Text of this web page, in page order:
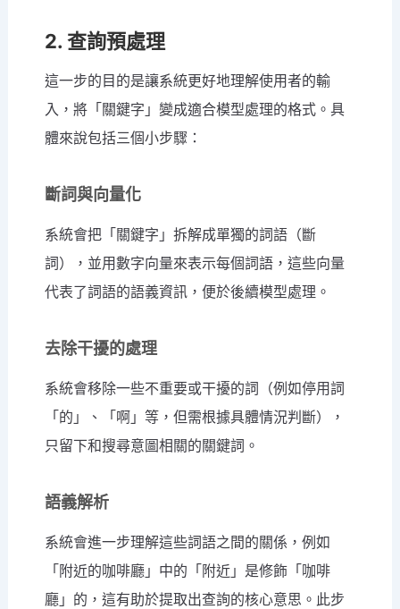
2. 查詢預處理
這一步的目的是讓系統更好地理解使用者的輸
入，將「關鍵字」變成適合模型處理的格式。具
體來說包括三個小步驟：
斷詞與向量化
系統會把「關鍵字」拆解成單獨的詞語（斷
詞），並用數字向量來表示每個詞語，這些向量
代表了詞語的語義資訊，便於後續模型處理。
去除干擾的處理
系統會移除一些不重要或干擾的詞（例如停用詞
「的」、「啊」等，但需根據具體情況判斷），
只留下和搜尋意圖相關的關鍵詞。
語義解析
系統會進一步理解這些詞語之間的關係，例如
「附近的咖啡廳」中的「附近」是修飾「咖啡
廳」的，這有助於提取出查詢的核心意思。此步